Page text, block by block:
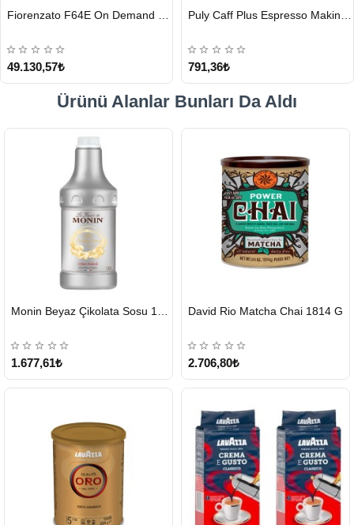
GÖNDERİ
49.130,57₺
GÖNDERİ
791,36₺
Ürünü Alanlar Bunları Da Aldı
GÖNDERİ
1.677,61₺
GÖNDERİ
David Rio Matcha Chai 1814 G
2.706,80₺